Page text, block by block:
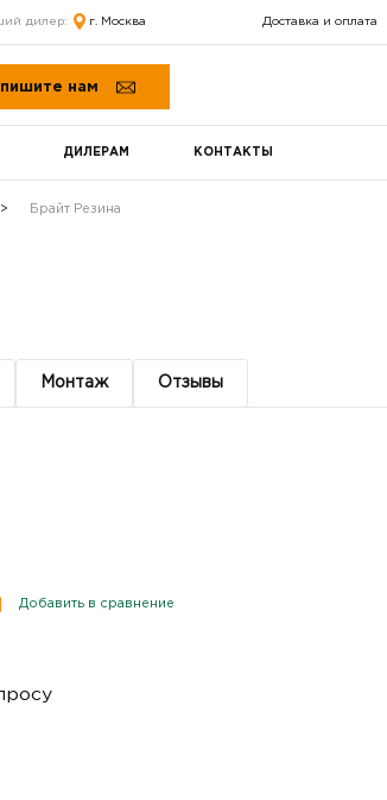
дилер: г. Москва Доставка и оплата
нам
ДИЛЕРАМ КОНТАКТЫ
Брайт Резина
Монтаж Отзывы
Добавить в сравнение